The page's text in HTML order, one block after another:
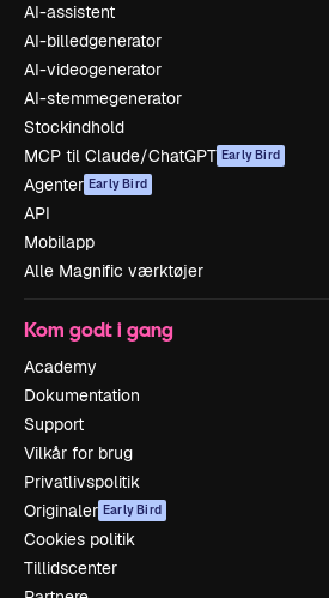
AI-assistent
AI-billedgenerator
AI-videogenerator
AI-stemmegenerator
Stockindhold
MCP til Claude/ChatGPT Early Bird
Agenter Early Bird
API
Mobilapp
Alle Magnific værktøjer
Kom godt i gang
Academy
Dokumentation
Support
Vilkår for brug
Privatlivspolitik
Originaler Early Bird
Cookies politik
Tillidscenter